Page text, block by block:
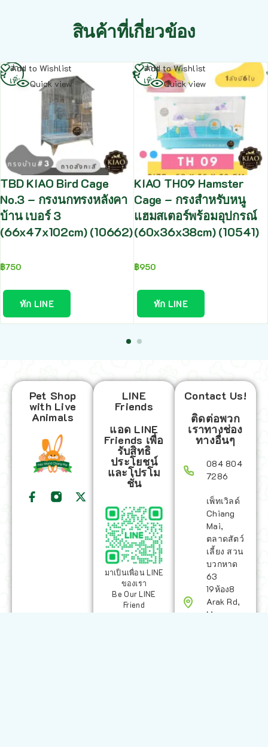
สินค้าที่เกี่ยวข้อง
Add to Wishlist
Quick view
TBD KIAO Bird Cage
No.3 – กรงนกทรงหลังคา
บ้าน เบอร์ 3
(66x47x102cm) (10662)
฿750
ทัก LINE
อ่าน
เพิ่ม
Add to Wishlist
Quick view
KIAO TH09 Hamster
Cage – กรงสำหรับหนู
แฮมสเตอร์พร้อมอุปกรณ์
(60x36x38cm) (10541)
฿950
ทัก LINE
อ่าน
เพิ่ม
Pet Shop
with Live
Animals
LINE
Friends
แอด LINE
Friends เพื่อ
รับสิทธิ
ประโยชน์
และโปรโม
ชั่น
มาเป็นเพื่อน LINE
ของเรา
Be Our LINE
Friend
Contact Us!
ติดต่อพวก
เราทางช่อง
ทางอื่นๆ
084 804
7286
เพ็ทเวิลด์
Chiang
Mai,
ตลาดสัตว์
เลี้ยง สวน
บวกหาด
63
19ห้อง8
Arak Rd,
Mueang